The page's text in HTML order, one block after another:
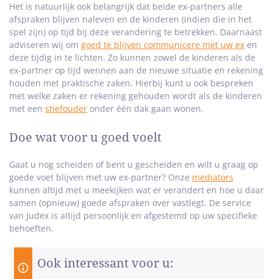
Het is natuurlijk ook belangrijk dat beide ex-partners alle
afspraken blijven naleven en de kinderen (indien die in het
spel zijn) op tijd bij deze verandering te betrekken. Daarnaast
adviseren wij om goed te blijven communicere met uw ex en
deze tijdig in te lichten. Zo kunnen zowel de kinderen als de
ex-partner op tijd wennen aan de nieuwe situatie en rekening
houden met praktische zaken. Hierbij kunt u ook bespreken
met welke zaken er rekening gehouden wordt als de kinderen
met een stiefouder onder één dak gaan wonen.
Doe wat voor u goed voelt
Gaat u nog scheiden of bent u gescheiden en wilt u graag op
goede voet blijven met uw ex-partner? Onze mediators
kunnen altijd met u meekijken wat er verandert en hoe u daar
samen (opnieuw) goede afspraken over vastlegt. De service
van Judex is altijd persoonlijk en afgestemd op uw specifieke
behoeften.
Ook interessant voor u: